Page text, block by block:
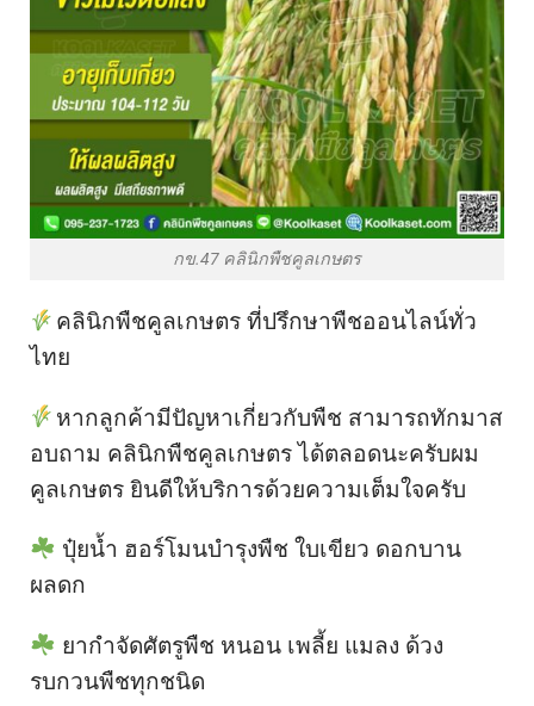
กข.47 คลินิกพืชคูลเกษตร
คลินิกพืชคูลเกษตร ที่ปรึกษาพืชออนไลน์ทั่ว
ไทย
หากลูกค้ามีปัญหาเกี่ยวกับพืช สามารถทักมาส
อบถาม คลินิกพืชคูลเกษตร ได้ตลอดนะครับผม
คูลเกษตร ยินดีให้บริการด้วยความเต็มใจครับ
ปุ๋ยน้ำ ฮอร์โมนบำรุงพืช ใบเขียว ดอกบาน
ผลดก
ยากำจัดศัตรูพืช หนอน เพลี้ย แมลง ด้วง
รบกวนพืชทุกชนิด